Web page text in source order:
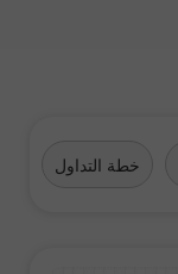
خطة التداول